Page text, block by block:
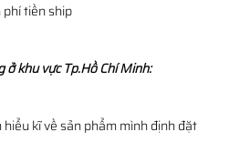
phí tiền ship
khu vực Tp.Hồ Chí Minh:
kĩ về sản phẩm mình định đặt